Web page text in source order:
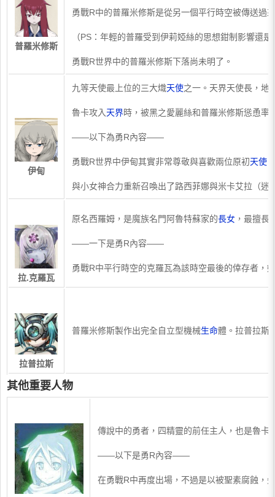
普羅米修斯
勇戰R中的普羅米修斯是從另一個平行時空被傳送過
（PS：年輕的普羅受到伊莉婭絲的思想鉗制影響還
勇戰R世界中的普羅米修斯下落尚未明了。
伊甸
​九等天使最上位的三大熾天使之一。天界天使長，地
魯卡攻入 天界時，被黑之愛麗絲和普羅米修斯慫恿
——以下為勇R內容——
勇戰R世界中伊甸其實非常尊敬與喜歡兩位原初天使
與小女神合力重新召喚出了路西菲娜與米卡艾拉（迷
拉.克羅瓦
​原名西羅姆，是魔族名門阿魯特蘇家的長女 ，最擅長
——一下是勇R內容——
勇戰R中平行時空的克羅瓦為該時空最後的倖存者，
拉普拉斯
​普羅米修斯製作出完全自立型機械生命體。拉普拉斯
其他重要人物
傳說中的勇者，四精靈的前任主人，也是魯
——以下是勇R內容——
在勇戰R中再度出場，不過是以被聖素腐蝕，